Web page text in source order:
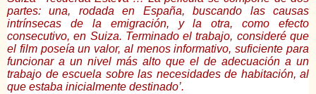
partes: una, rodada en España, buscando las causas
intrínsecas de la emigración, y la otra, como efecto
consecutivo, en Suiza. Terminado el trabajo, consideré que
el film poseía un valor, al menos informativo, suficiente para
funcionar a un nivel más alto que el de adecuación a un
trabajo de escuela sobre las necesidades de habitación, al
que estaba inicialmente destinado’.